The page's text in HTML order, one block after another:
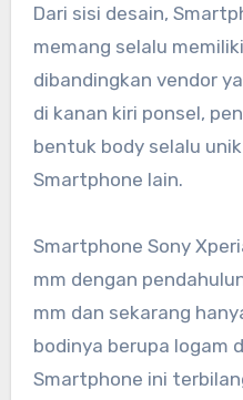
Dari sisi desain,
memang selalu
dibandingkan vendor
di kanan kiri ponsel,
bentuk body selalu
Smartphone lain.
Smartphone Sony
mm dengan
mm dan sekarang
bodinya berupa logam
Smartphone ini